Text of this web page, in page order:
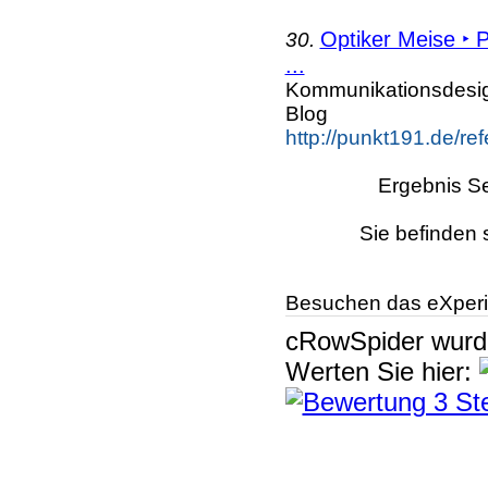
30. Optiker Meise ‣
...
Blog
http://punkt191.de/
Ergebnis
Sie befinden
Besuchen das
cRowSpider
Werten Sie hier: